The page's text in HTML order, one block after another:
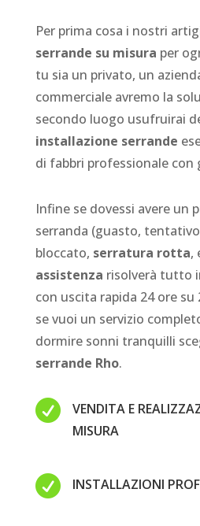
Per prima cosa i nostri
serrande su misura per
tu sia un privato, un
commerciale avremo la
secondo luogo usufruirai
installazione serrande
di fabbri professionale con
Infine se dovessi avere un
serranda (guasto,
bloccato, serratura rotta,
assistenza risolverà tutto
con uscita rapida 24 ore
se vuoi un servizio
dormire sonni tranquilli
serrande Rho.

VENDITA E
MISURA
 INSTALLAZIONI